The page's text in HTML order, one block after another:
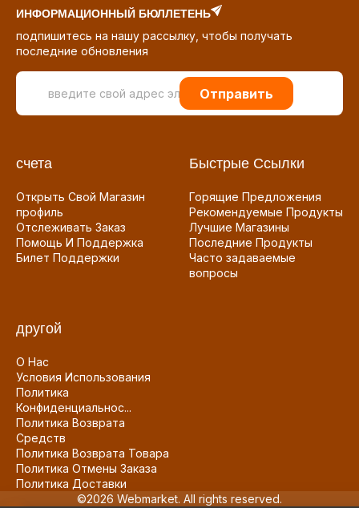
ИНФОРМАЦИОННЫЙ БЮЛЛЕТЕНЬ
подпишитесь на нашу рассылку, чтобы получать
последние обновления
Отправить
счета
Открыть Свой Магазин
профиль
Отслеживать Заказ
Помощь И Поддержка
Билет Поддержки
Быстрые Ссылки
Горящие Предложения
Рекомендуемые Продукты
Лучшие Магазины
Последние Продукты
Часто задаваемые
вопросы
другой
О Нас
Условия Использования
Политика
Конфиденциальнос...
Политика Возврата
Средств
Политика Возврата Товара
Политика Отмены Заказа
Политика Доставки
©2026 Webmarket. All rights reserved.